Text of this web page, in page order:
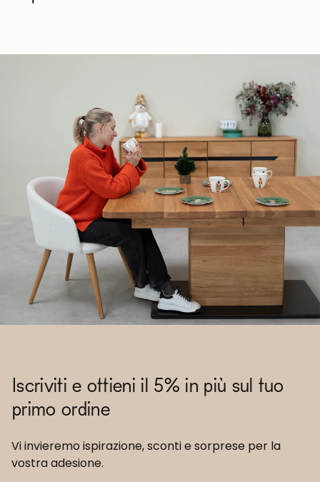
Iscriviti e ottieni il 5% in più sul tuo
primo ordine
Vi invieremo ispirazione, sconti e sorprese per la
vostra adesione.